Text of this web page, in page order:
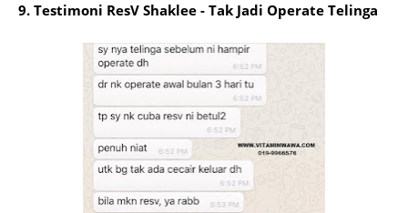
9. Testimoni ResV Shaklee - Tak Jadi Operate Telinga